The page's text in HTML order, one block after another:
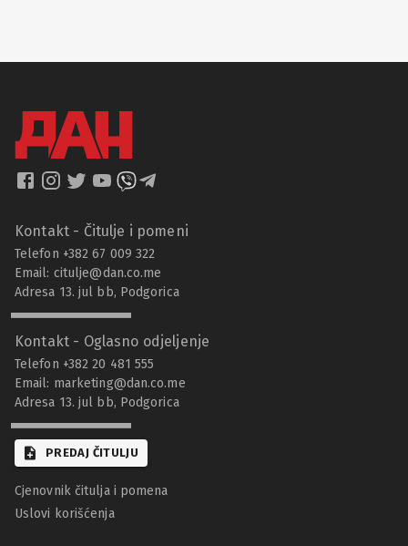
Kontakt - Čitulje i pomeni
Telefon +382 67 009 322
Email: citulje@dan.co.me
Adresa 13. jul bb, Podgorica
Kontakt - Oglasno odjeljenje
Telefon +382 20 481 555
Email: marketing@dan.co.me
Adresa 13. jul bb, Podgorica
PREDAJ ČITULJU
Cjenovnik čitulja i pomena
Uslovi korišćenja